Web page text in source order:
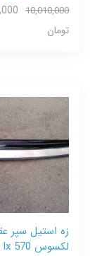
10,010,000
تومان
زه استیل سپر
لکسوس lx 570